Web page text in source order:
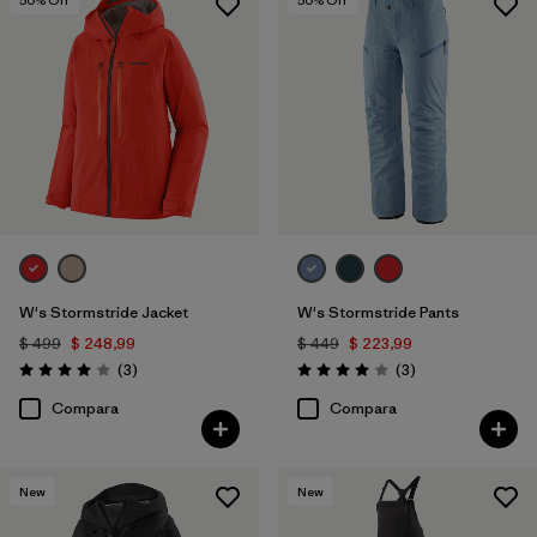
W's Stormstride Jacket
$ 499 $ 248,99
Valoración: 4.0 / 5
(3Comentarios
)
Compara
W's Stormstride Pants
$ 449 $ 223,99
Valoración: 4.0 / 5
(3Comentarios
)
Compara
New New